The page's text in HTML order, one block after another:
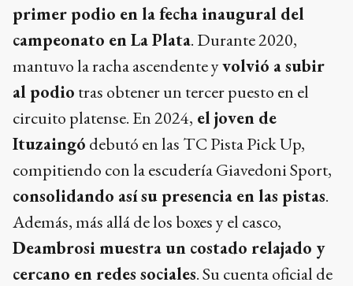
primer podio en la fecha inaugural del
campeonato en La Plata. Durante 2020,
mantuvo la racha ascendente yvolvió a subir
al podio tras obtener un tercer puesto en el
circuito platense. En 2024, el joven de
Ituzaingó debutó en las TC Pista Pick Up,
compitiendo con la escudería Giavedoni Sport,
consolidando así su presencia en las pistas.
Además, más allá de los boxes y el casco,
Deambrosi muestra un costado relajado y
cercano en redes sociales. Su cuenta oficial de